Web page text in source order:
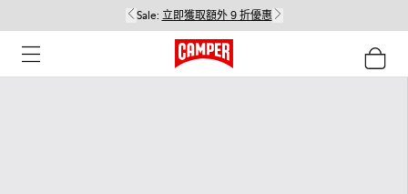
Sale: 立即獲取額外 9 折優惠